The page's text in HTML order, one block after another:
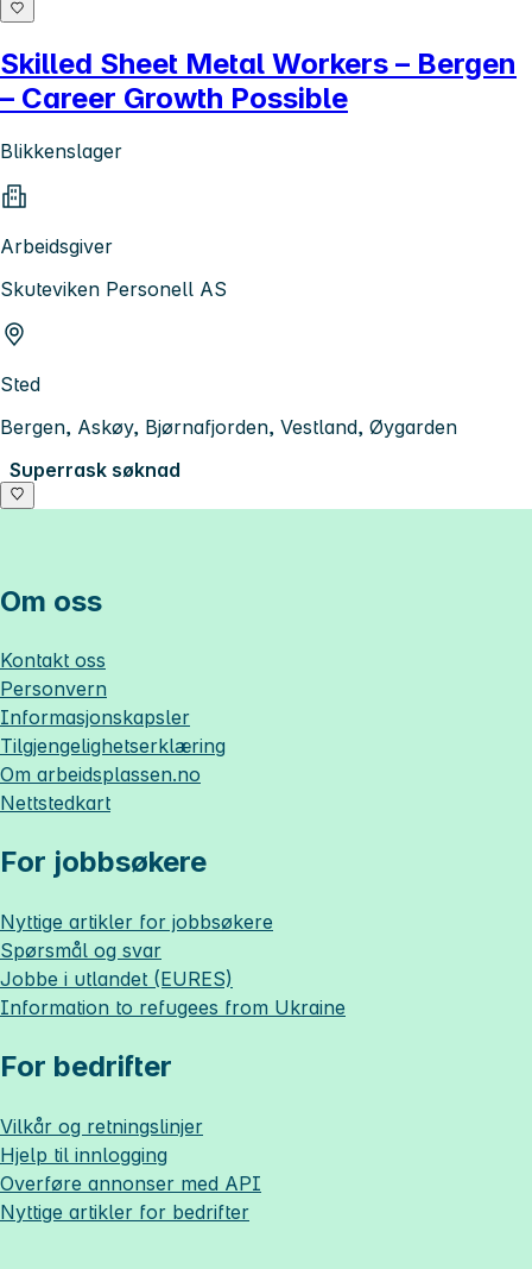
Skilled Sheet Metal Workers – Bergen
– Career Growth Possible
Blikkenslager
Arbeidsgiver
Skuteviken Personell AS
Sted
Bergen, Askøy, Bjørnafjorden, Vestland, Øygarden
Superrask søknad
Om oss
Kontakt oss
Personvern
Informasjonskapsler
Tilgjengelighetserklæring
Om arbeidsplassen.no
Nettstedkart
For jobbsøkere
Nyttige artikler for jobbsøkere
Spørsmål og svar
Jobbe i utlandet (EURES)
Information to refugees from Ukraine
For bedrifter
Vilkår og retningslinjer
Hjelp til innlogging
Overføre annonser med API
Nyttige artikler for bedrifter